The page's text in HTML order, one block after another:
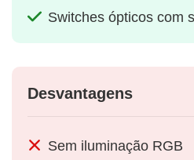
Switches ópticos com
Desvantagens
Sem iluminação RGB